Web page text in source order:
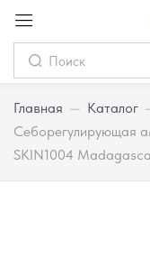
Главная — Каталог
Себорегулирующая
SKIN1004
Password